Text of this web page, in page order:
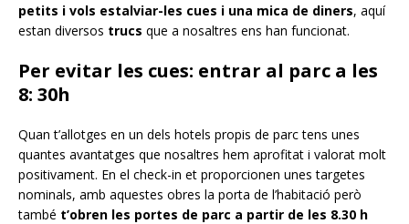
petits i vols estalviar-les cues i una mica de diners, aquí
estan diversos trucs que a nosaltres ens han funcionat.
Per evitar les cues: entrar al parc a les
8: 30h
Quan t’allotges en un dels hotels propis de parc tens unes
quantes avantatges que nosaltres hem aprofitat i valorat molt
positivament. En el check-in et proporcionen unes targetes
nominals, amb aquestes obres la porta de l’habitació però
també t’obren les portes de parc a partir de les 8.30 h